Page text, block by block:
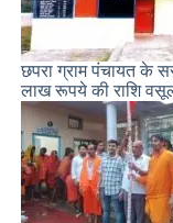
छपरा ग्राम पंचायत के
लाख रूपये की राशि